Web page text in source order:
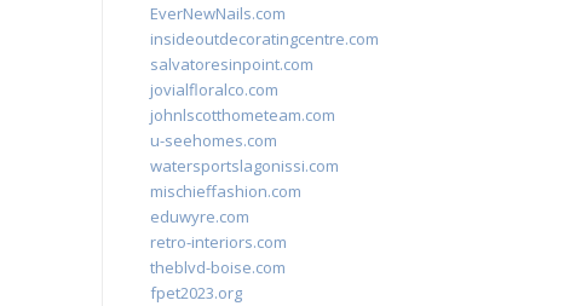
EverNewNails.com
insideoutdecoratingcentre.com
salvatoresinpoint.com
jovialfloralco.com
johnlscotthometeam.com
u-seehomes.com
watersportslagonissi.com
mischieffashion.com
eduwyre.com
retro-interiors.com
theblvd-boise.com
fpet2023.org